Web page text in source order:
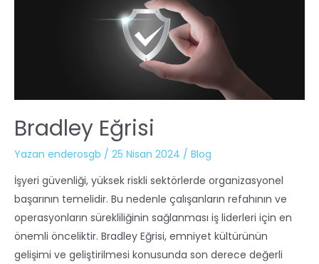
Bradley Eğrisi
Yazan enderosgb / 25 Nisan 2024 / Blog
İşyeri güvenliği, yüksek riskli sektörlerde organizasyonel
başarının temelidir. Bu nedenle çalışanların refahının ve
operasyonların sürekliliğinin sağlanması iş liderleri için en
önemli önceliktir. Bradley Eğrisi, emniyet kültürünün
gelişimi ve geliştirilmesi konusunda son derece değerli